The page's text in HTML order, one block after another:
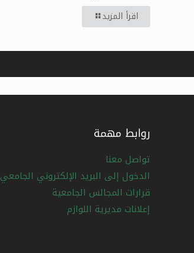
اقرأ المزيد
روابط مهمة
تواصل معنا
الدخول إلى البريد الإلكتروني الجامعي
قرارات المجالس الجامعية
إعلانات مديرية اللوازم